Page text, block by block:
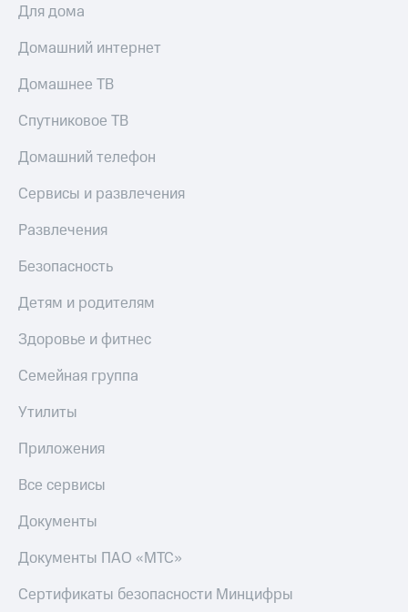
Для дома
Домашний интернет
Домашнее ТВ
Спутниковое ТВ
Домашний телефон
Сервисы и развлечения
Развлечения
Безопасность
Детям и родителям
Здоровье и фитнес
Семейная группа
Утилиты
Приложения
Все сервисы
Документы
Документы ПАО «МТС»
Сертификаты безопасности Минцифры